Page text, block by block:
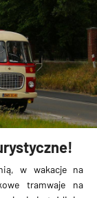
w wakacje na
tramwaje na